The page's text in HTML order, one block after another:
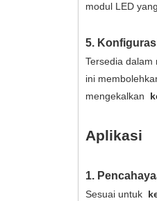
modul LED
5.
Tersedia dalam
ini
mengekalkan
Aplikasi
1.
Sesuai untuk